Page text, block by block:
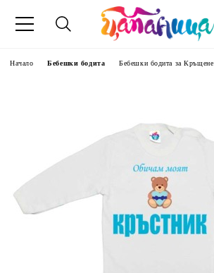
Начало Бебешки бодита Бебешки бодита за Кръщене